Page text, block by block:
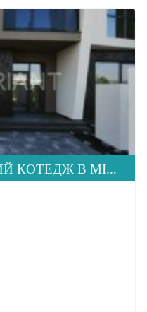
ПРОДАЄТЬСЯ КУТОВИЙ КОТЕДЖ В МІК МИНАЙ